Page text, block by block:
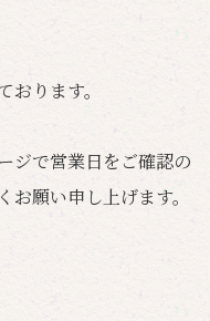
ります。
ジで営業日をご確認の
お願い申し上げます。